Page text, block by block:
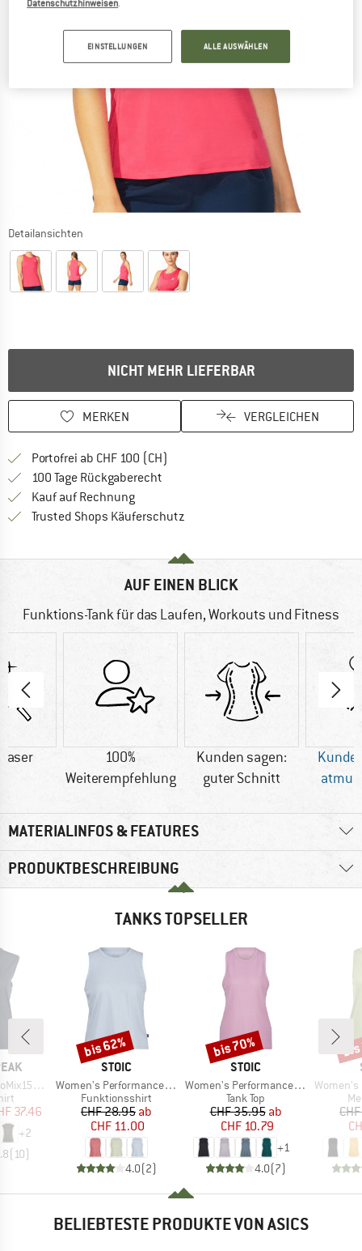
Detailansichten
NICHT MEHR LIEFERBAR
MERKEN VERGLEICHEN
Portofrei ab CHF 100 (CH)
100 Tage Rückgaberecht
Kauf auf RechnungFinde die Zahlungs-Infos hier! Öffnet
Trusted Shops Käuferschutz
AUF EINEN BLICK
Funktions-Tank für das Laufen, Workouts und Fitness
100%
Weiterempfehlung
Kunden sagen:
guter Schnitt
MATERIALINFOS & FEATURES
PRODUKTBESCHREIBUNG
TANKS TOPSELLER
Loose Tank
Preis
37.46
+2
(10)
MARKE
STOIC
Artikel
Women's PerformanceMerino BorgholmSt. Tank
Produktgruppe
Funktionsshirt
Preis
CHF 28.95reduzierter Preis
ab
CHF 11.00
4.0(2)
Rabatt
bis 62%
MARKE
STOIC
Artikel
Women's PerformanceMerino SpikenSt. Tank
Produktgruppe
Tank Top
Preis
CHF 35.95reduzierter Preis
ab
CHF 10.79
+1
4.0(7)
Rabatt
bis 70%
Artikel
Women's
BELIEBTESTE PRODUKTE VON ASICS
Datenschutzhinweisen.
EINSTELLUNGEN ALLE AUSWÄHLEN